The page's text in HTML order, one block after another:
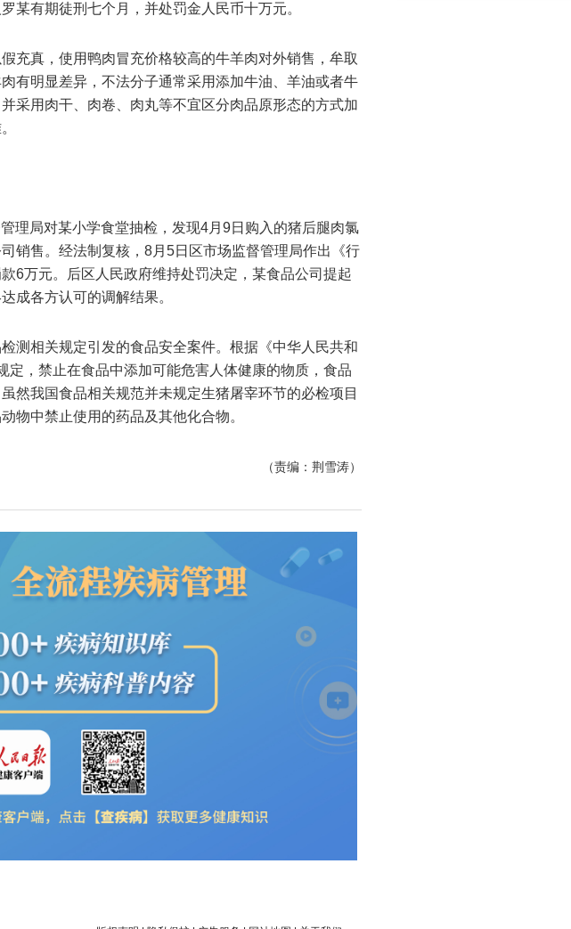
某有期徒刑七个月，并处罚金人民币十万元。
充真，使用鸭肉冒充价格较高的牛羊肉对外销售，牟取
有明显差异，不法分子通常采用添加牛油、羊油或者牛
采用肉干、肉卷、肉丸等不宜区分肉品原形态的方式加
理局对某小学食堂抽检，发现4月9日购入的猪后腿肉氯
销售。经法制复核，8月5日区市场监督管理局作出《行
6万元。后区人民政府维持处罚决定，某食品公司提起
成各方认可的调解结果。
测相关规定引发的食品安全案件。根据《中华人民共和
定，禁止在食品中添加可能危害人体健康的物质，食品
然我国食品相关规范并未规定生猪屠宰环节的必检项目
物中禁止使用的药品及其他化合物。
（责编：荆雪涛）